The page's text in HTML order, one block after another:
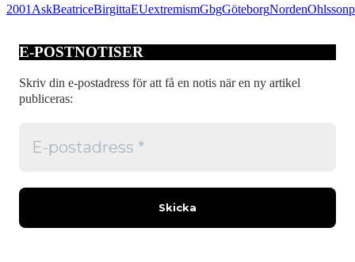
drei…
2001 AskBeatriceBirgittaEUextremismGbgGöteborgNordenOhlsson
E-POSTNOTISER
Skriv din e-postadress för att få en notis när en ny artikel
publiceras: